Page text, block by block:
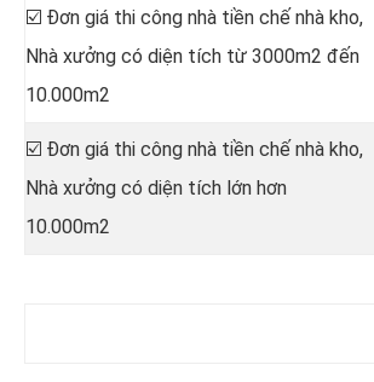
☑️ Đơn giá thi công nhà tiền chế nhà kho,
Nhà xưởng có diện tích từ 3000m2 đến
10.000m2
☑️ Đơn giá thi công nhà tiền chế nhà kho,
Nhà xưởng có diện tích lớn hơn
10.000m2